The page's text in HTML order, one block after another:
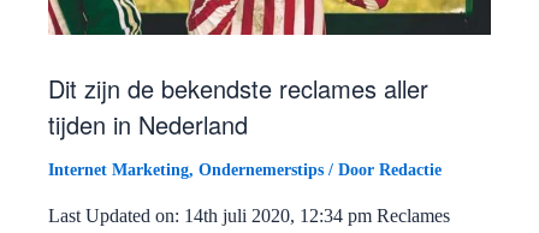
Dit zijn de bekendste reclames aller
tijden in Nederland
Internet Marketing, Ondernemerstips / Door Redactie
Last Updated on: 14th juli 2020, 12:34 pm Reclames